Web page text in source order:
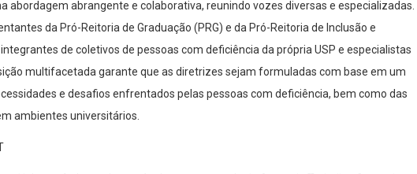
abordagem abrangente e colaborativa, reunindo vozes diversas e especializadas.
da Pró-Reitoria de Graduação (PRG) e da Pró-Reitoria de Inclusão e
de coletivos de pessoas com deficiência da própria USP e especialistas
multifacetada garante que as diretrizes sejam formuladas com base em um
e desafios enfrentados pelas pessoas com deficiência, bem como das
ambientes universitários.